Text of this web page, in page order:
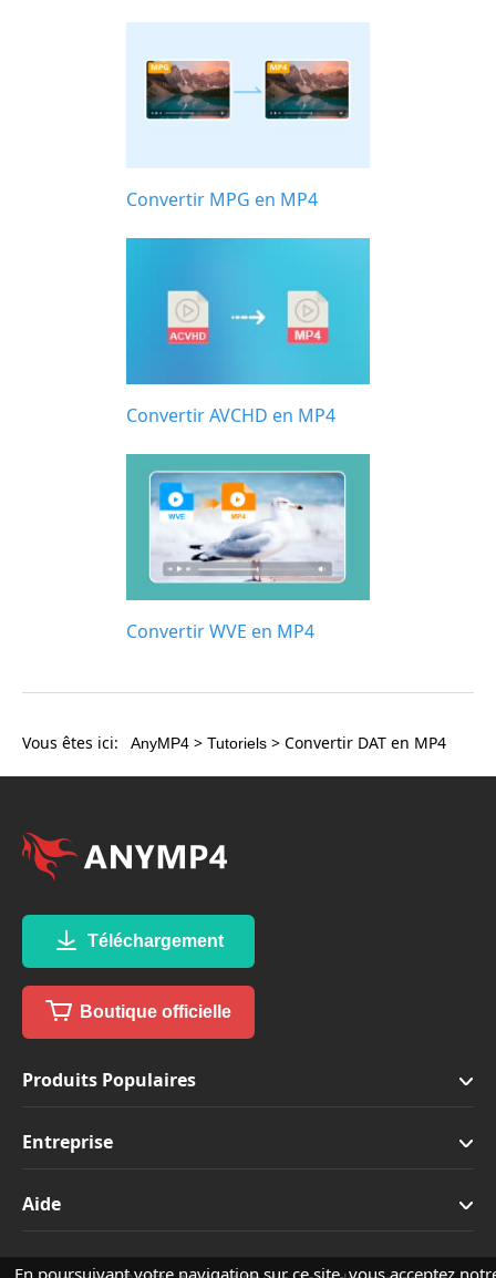
Convertir MPG en MP4
Convertir AVCHD en MP4
Convertir WVE en MP4
Vous êtes ici: AnyMP4 > Tutoriels > Convertir DAT en MP4
Téléchargement
Boutique officielle
Produits Populaires
Entreprise
Aide
En poursuivant votre navigation sur ce site, vous acceptez